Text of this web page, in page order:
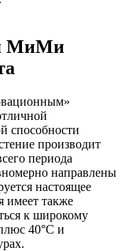
МиМи
способности
производит
периода
направлены
настоящее
имеет также
к широкому
40°С и